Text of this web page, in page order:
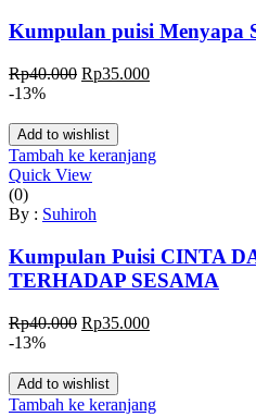
Kumpulan puisi Menyapa
Rp40.000 Harga
Rp40.000.
Rp35.000Harga
Rp35.000.
-13%
Add to wishlist
Tambah ke keranjang
Quick View
(0)
By : Suhiroh
Kumpulan Puisi CINTA
TERHADAP SESAMA
Rp40.000 Harga
Rp40.000.
Rp35.000Harga
Rp35.000.
-13%
Add to wishlist
Tambah ke keranjang